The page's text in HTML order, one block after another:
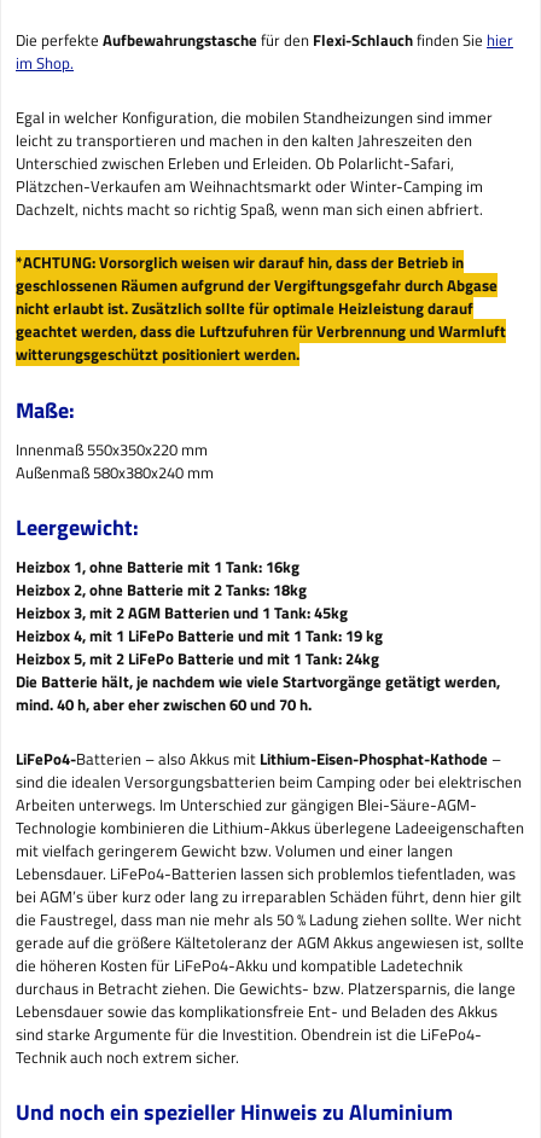
Die perfekte Aufbewahrungstaschefür den Flexi-Schlauchfinden Sie hier
im Shop.
Egal in welcher Konfiguration, die mobilen Standheizungen sind immer
leicht zu transportieren und machen in den kalten Jahreszeiten den
Unterschied zwischen Erleben und Erleiden. Ob Polarlicht-Safari,
Plätzchen-Verkaufen am Weihnachtsmarkt oder Winter-Camping im
Dachzelt, nichts macht so richtig Spaß, wenn man sich einen abfriert.
*ACHTUNG: Vorsorglich weisen wir darauf hin, dass der Betrieb in
geschlossenen Räumen aufgrund der Vergiftungsgefahr durch Abgase
nicht erlaubt ist. Zusätzlich sollte für optimale Heizleistung darauf
geachtet werden, dass die Luftzufuhren für Verbrennung und Warmluft
witterungsgeschützt positioniert werden.
Maße:
Innenmaß 550x350x220 mm
Außenmaß 580x380x240 mm
Leergewicht:
Heizbox 1, ohne Batterie mit 1 Tank: 16kg
Heizbox 2, ohne Batterie mit 2 Tanks: 18kg
Heizbox 3, mit 2 AGM Batterien und 1 Tank: 45kg
Heizbox 4, mit 1 LiFePo Batterie und mit 1 Tank: 19 kg
Heizbox 5, mit 2 LiFePo Batterie und mit 1 Tank: 24kg
Die Batterie hält, je nachdem wie viele Startvorgänge getätigt werden,
mind. 40 h, aber eher zwischen 60 und 70 h.
LiFePo4-Batterien – also Akkus mit Lithium-Eisen-Phosphat-Kathode–
sind die idealen Versorgungsbatterien beim Camping oder bei elektrischen
Arbeiten unterwegs. Im Unterschied zur gängigen Blei-Säure-AGM-
Technologie kombinieren die Lithium-Akkus überlegene Ladeeigenschaften
mit vielfach geringerem Gewicht bzw. Volumen und einer langen
Lebensdauer. LiFePo4-Batterien lassen sich problemlos tiefentladen, was
bei AGM’s über kurz oder lang zu irreparablen Schäden führt, denn hier gilt
die Faustregel, dass man nie mehr als 50 % Ladung ziehen sollte. Wer nicht
gerade auf die größere Kältetoleranz der AGM Akkus angewiesen ist, sollte
die höheren Kosten für LiFePo4-Akku und kompatible Ladetechnik
durchaus in Betracht ziehen. Die Gewichts- bzw. Platzersparnis, die lange
Lebensdauer sowie das komplikationsfreie Ent- und Beladen des Akkus
sind starke Argumente für die Investition. Obendrein ist die LiFePo4-
Technik auch noch extrem sicher.
Und noch ein spezieller Hinweis zu Aluminium